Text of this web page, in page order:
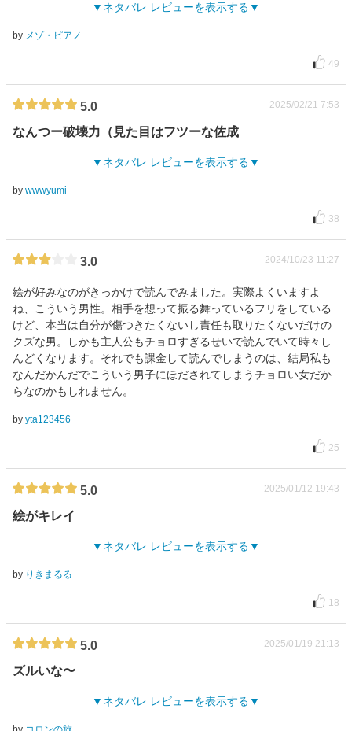
ネタバレ レビューを表示する
by メゾ・ピアノ
49
5.0 2025/02/21 7:53
なんつー破壊力（見た目はフツーな佐成
ネタバレ レビューを表示する
by wwwyumi
38
3.0 2024/10/23 11:27
絵が好みなのがきっかけで読んでみました。実際よくいますよ
ね、こういう男性。相手を想って振る舞っているフリをしている
けど、本当は自分が傷つきたくないし責任も取りたくないだけの
クズな男。しかも主人公もチョロすぎるせいで読んでいて時々し
んどくなります。それでも課金して読んでしまうのは、結局私も
なんだかんだでこういう男子にほだされてしまうチョロい女だか
らなのかもしれません。
by yta123456
25
5.0 2025/01/12 19:43
絵がキレイ
ネタバレ レビューを表示する
by りきまるる
18
5.0 2025/01/19 21:13
ズルいな〜
ネタバレ レビューを表示する